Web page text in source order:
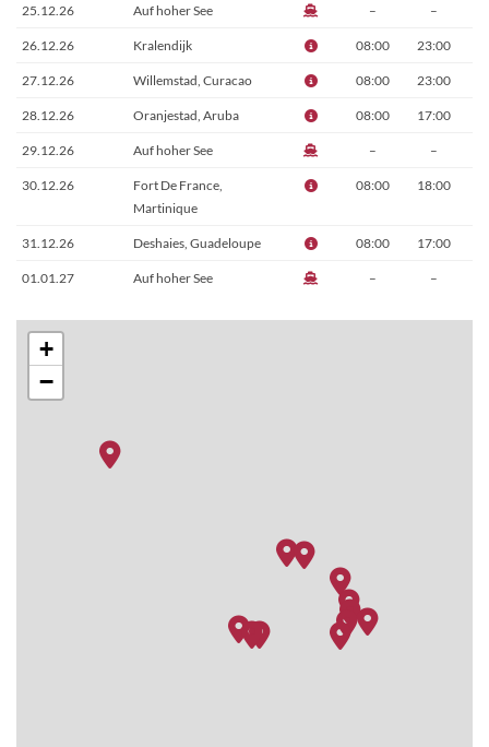
25.12.26 Auf hoher See – –
26.12.26 Kralendijk 08:00 23:00
27.12.26 Willemstad, Curacao 08:00 23:00
28.12.26 Oranjestad, Aruba 08:00 17:00
29.12.26 Auf hoher See – –
30.12.26
Fort De France,
Martinique
08:00 18:00
31.12.26 Deshaies, Guadeloupe 08:00 17:00
01.01.27 Auf hoher See – –
03.01.27
04.01.27
+
−